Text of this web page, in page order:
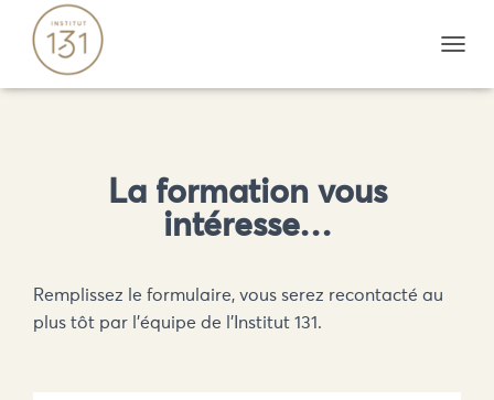
La formation vous
intéresse…
Remplissez le formulaire, vous serez recontacté au
plus tôt par l’équipe de l’Institut 131.